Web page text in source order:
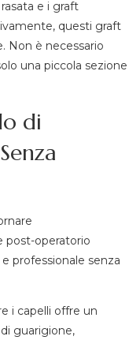
e i graft
questi graft
Non è necessario
una piccola sezione
di
post-operatorio
professionale senza
i capelli offre un
guarigione,